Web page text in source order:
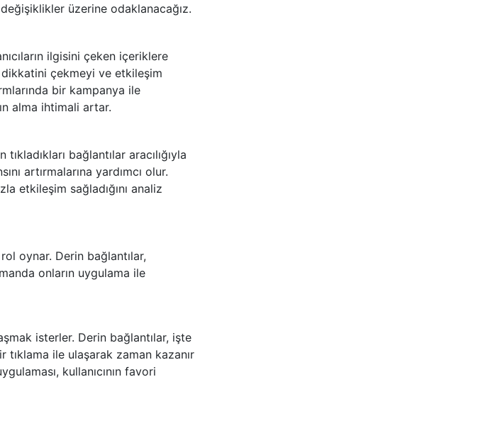
değişiklikler üzerine odaklanacağız.
ilgisini çeken içeriklere
çekmeyi ve etkileşim
bir kampanya ile
alma ihtimali artar.
bağlantılar aracılığıyla
artırmalarına yardımcı olur.
etkileşim sağladığını analiz
rol oynar. Derin bağlantılar,
onların uygulama ile
isterler. Derin bağlantılar, işte
ile ulaşarak zaman kazanır
kullanıcının favori